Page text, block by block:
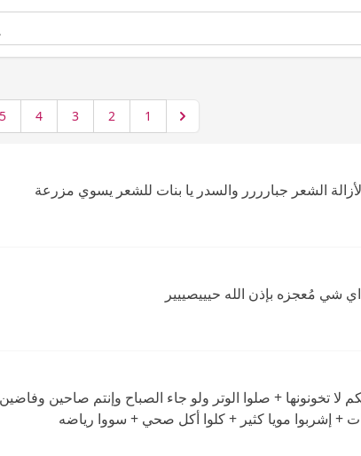
1
2
3
4
5
الشعر جبارررر والسدر يا بنات للشعر يسوي مزرعة
اي شي مُعجزه بإذن الله حيييصييير
لا تخونونها + صلوا الوتر ولو جاء الصباح وإنتم صاحين
+ إشربوا مويا كثير + كلوا أكل صحي + سووا رياضه